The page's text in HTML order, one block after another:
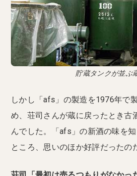
貯蔵タンクが並ぶ
しかし「afs」の製造を1976年で
め、荘司さんが蔵に戻ったとき古
んでした。「afs」の新酒の味を
ところ、思いのほか好評だったの